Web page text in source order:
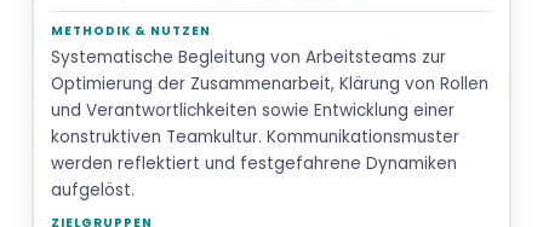
Systematische Begleitung von Arbeitsteams zur
Optimierung der Zusammenarbeit, Klärung von Rollen
und Verantwortlichkeiten sowie Entwicklung einer
konstruktiven Teamkultur. Kommunikationsmuster
werden reflektiert und festgefahrene Dynamiken
aufgelöst.